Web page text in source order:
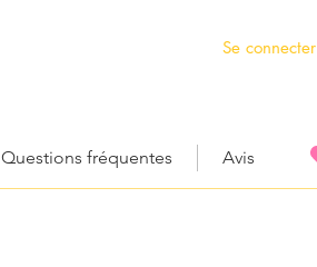
Se connecter
Questions fréquentes Avis